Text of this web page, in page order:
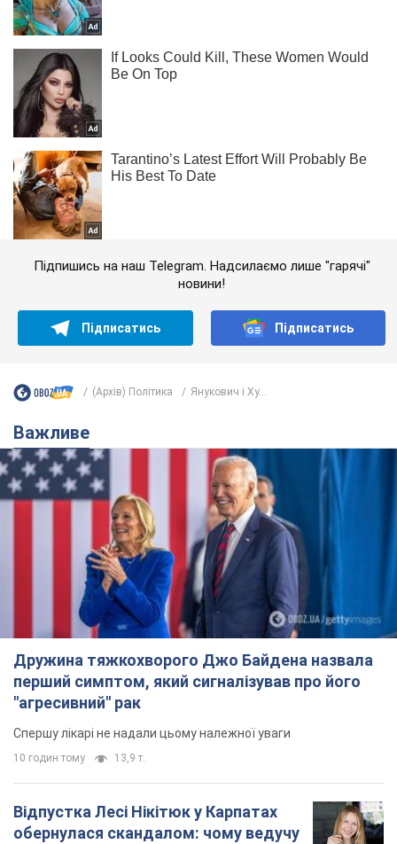
Підпишись на наш Telegram. Надсилаємо лише "гарячі"
новини!
Підписатись Підписатись
(Архів) Політика Янукович і Ху...
Важливе
Дружина тяжкохворого Джо Байдена назвала
перший симптом, який сигналізував про його
"агресивний" рак
Спершу лікарі не надали цьому належної уваги
10 годин тому 13,9 т.
Відпустка Лесі Нікітюк у Карпатах
обернулася скандалом: чому ведучу